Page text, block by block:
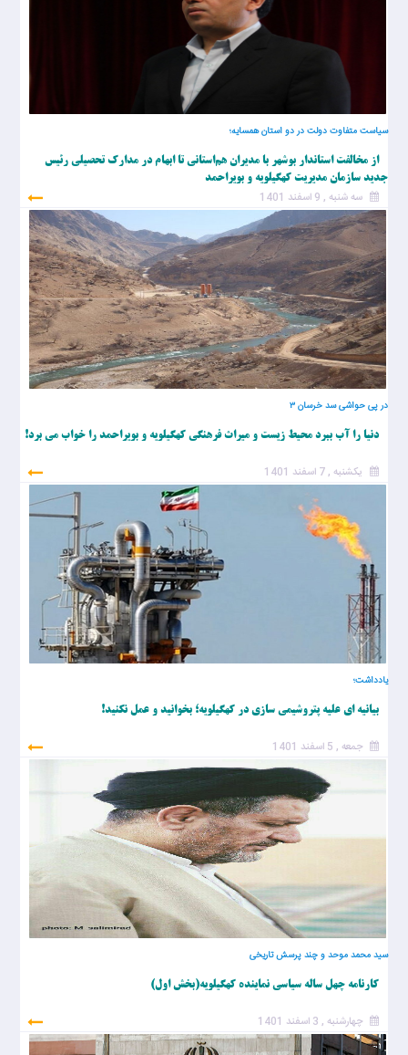
سیاست متفاوت دولت در دو استان همسایه؛
از مخالفت استاندار بوشهر با مدیران هم‌استانی تا ابهام در مدارک تحصیلی رئیس
جدید سازمان مدیریت کهگیلویه و بویراحمد
سه شنبه , 9 اسفند 1401
در پی حواشی سد خرسان ۳
دنیا را آب ببرد محیط زیست و میراث فرهنگی کهگیلویه و بویراحمد را خواب می برد!
یکشنبه , 7 اسفند 1401
یادداشت؛
بیانیه ای علیه پتروشیمی سازی در کهگیلویه؛ بخوانید و عمل نکنید!
جمعه , 5 اسفند 1401
سید محمد موحد و چند پرسش تاریخی
کارنامه چهل ساله سیاسی نماینده کهگیلویه(بخش اول)
چهارشنبه , 3 اسفند 1401